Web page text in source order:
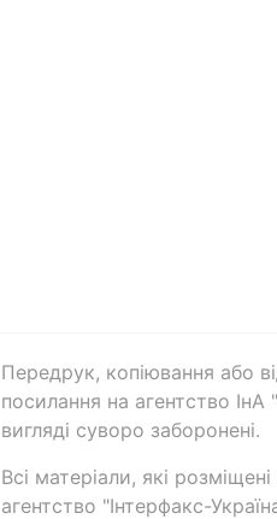
Передрук, копіювання або
посилання на агентство
вигляді суворо заборонені.
Всі матеріали, які
агентство "Інтерфакс-